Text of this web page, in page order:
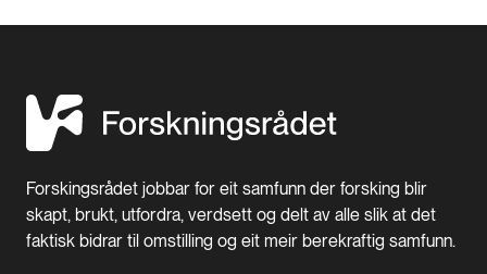
Forskingsrådet jobbar for eit samfunn der forsking blir
skapt, brukt, utfordra, verdsett og delt av alle slik at det
faktisk bidrar til omstilling og eit meir berekraftig samfunn.